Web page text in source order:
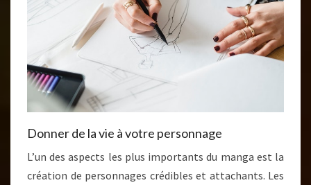
Donner de la vie à votre personnage
L’un des aspects les plus importants du manga est la
création de personnages crédibles et attachants. Les